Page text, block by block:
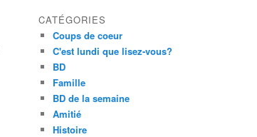
CATÉGORIES
Coups de coeur
C'est lundi que lisez-vous?
BD
Famille
BD de la semaine
Amitié
Histoire